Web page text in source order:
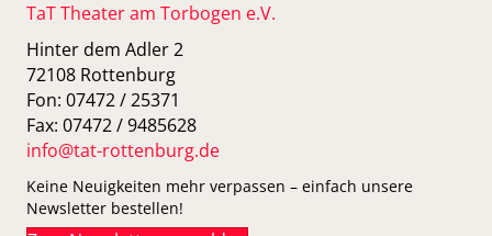
TaT Theater am Torbogen e.V.
Hinter dem Adler 2
72108 Rottenburg
Fon: 07472 / 25371
Fax: 07472 / 9485628
info@tat-rottenburg.de
Keine Neuigkeiten mehr verpassen – einfach unsere
Newsletter bestellen!